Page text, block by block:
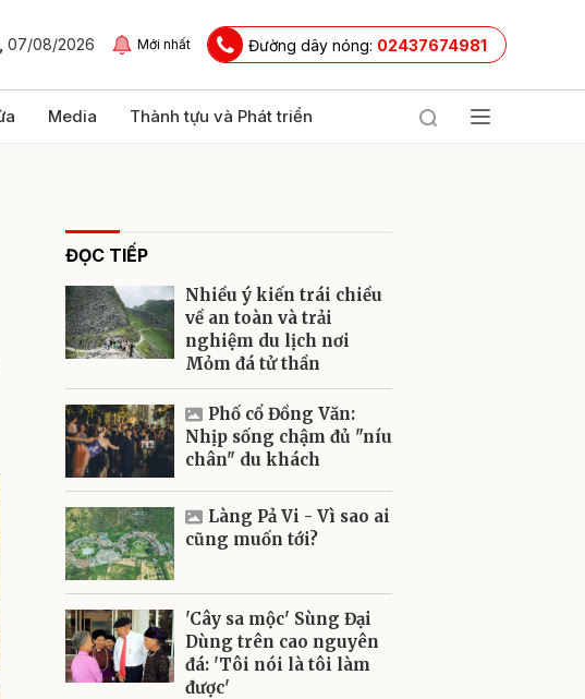
07/08/2026 Mới nhất Đường dây nóng: 02437674981
Media Thành tựu và Phát triển
ĐỌC TIẾP
Nhiều ý kiến trái chiều
về an toàn và trải
nghiệm du lịch nơi
Mỏm đá tử thần
Phố cổ Đồng Văn:
Nhịp sống chậm đủ "níu
chân" du khách
Làng Pả Vi - Vì sao ai
cũng muốn tới?
'Cây sa mộc' Sùng Đại
Dùng trên cao nguyên
đá: 'Tôi nói là tôi làm
được'
Gửi